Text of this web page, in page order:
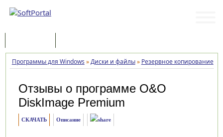
Программы для Windows »Диски и файлы» Резервное копирование
Отзывы о программе O&O
DiskImage Premium
СКАЧАТЬ Описание